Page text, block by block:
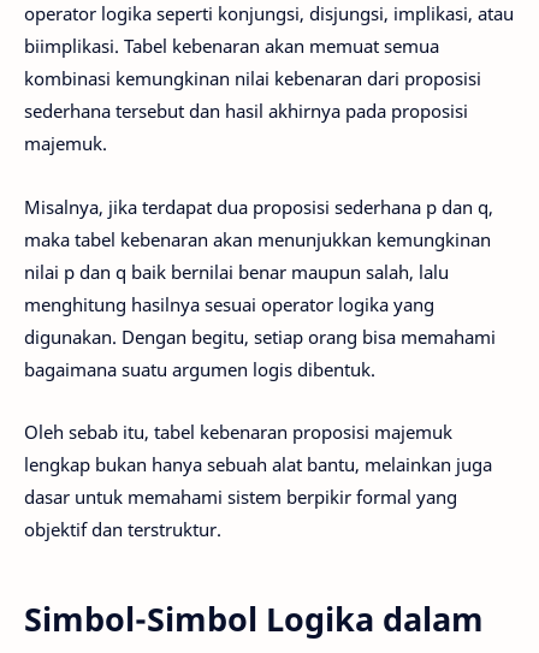
operator logika seperti konjungsi, disjungsi, implikasi, atau
biimplikasi. Tabel kebenaran akan memuat semua
kombinasi kemungkinan nilai kebenaran dari proposisi
sederhana tersebut dan hasil akhirnya pada proposisi
majemuk.
Misalnya, jika terdapat dua proposisi sederhana p dan q,
maka tabel kebenaran akan menunjukkan kemungkinan
nilai p dan q baik bernilai benar maupun salah, lalu
menghitung hasilnya sesuai operator logika yang
digunakan. Dengan begitu, setiap orang bisa memahami
bagaimana suatu argumen logis dibentuk.
Oleh sebab itu, tabel kebenaran proposisi majemuk
lengkap bukan hanya sebuah alat bantu, melainkan juga
dasar untuk memahami sistem berpikir formal yang
objektif dan terstruktur.
Simbol-Simbol Logika dalam